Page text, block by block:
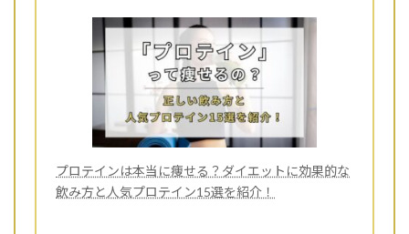
プロテインは本当に痩せる？ダイエットに効果的な
飲み方と人気プロテイン15選を紹介！